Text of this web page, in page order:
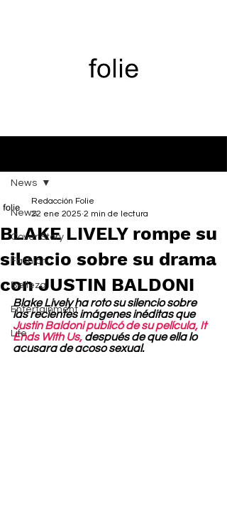
News
Cover Story
Fashion
Belleza
Entertainment
Life
News
BLAKE LIVELY rompe su
silencio sobre su drama
con JUSTIN BALDONI
Redacción Folie
22 ene 2025 2 min de lectura
Blake Lively ha roto su silencio sobre
las recientes imágenes inéditas que
Justin Baldoni publicó de su película, It
Ends With Us, después de que ella lo
acusara de acoso sexual.